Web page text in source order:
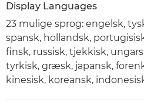
Display Languages
23 mulige sprog: engelsk,
spansk, hollandsk,
finsk, russisk, tjekkisk,
tyrkisk, græsk, japansk,
kinesisk, koreansk,